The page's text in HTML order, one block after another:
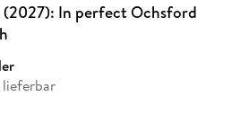
(2027): In perfect Ochsford